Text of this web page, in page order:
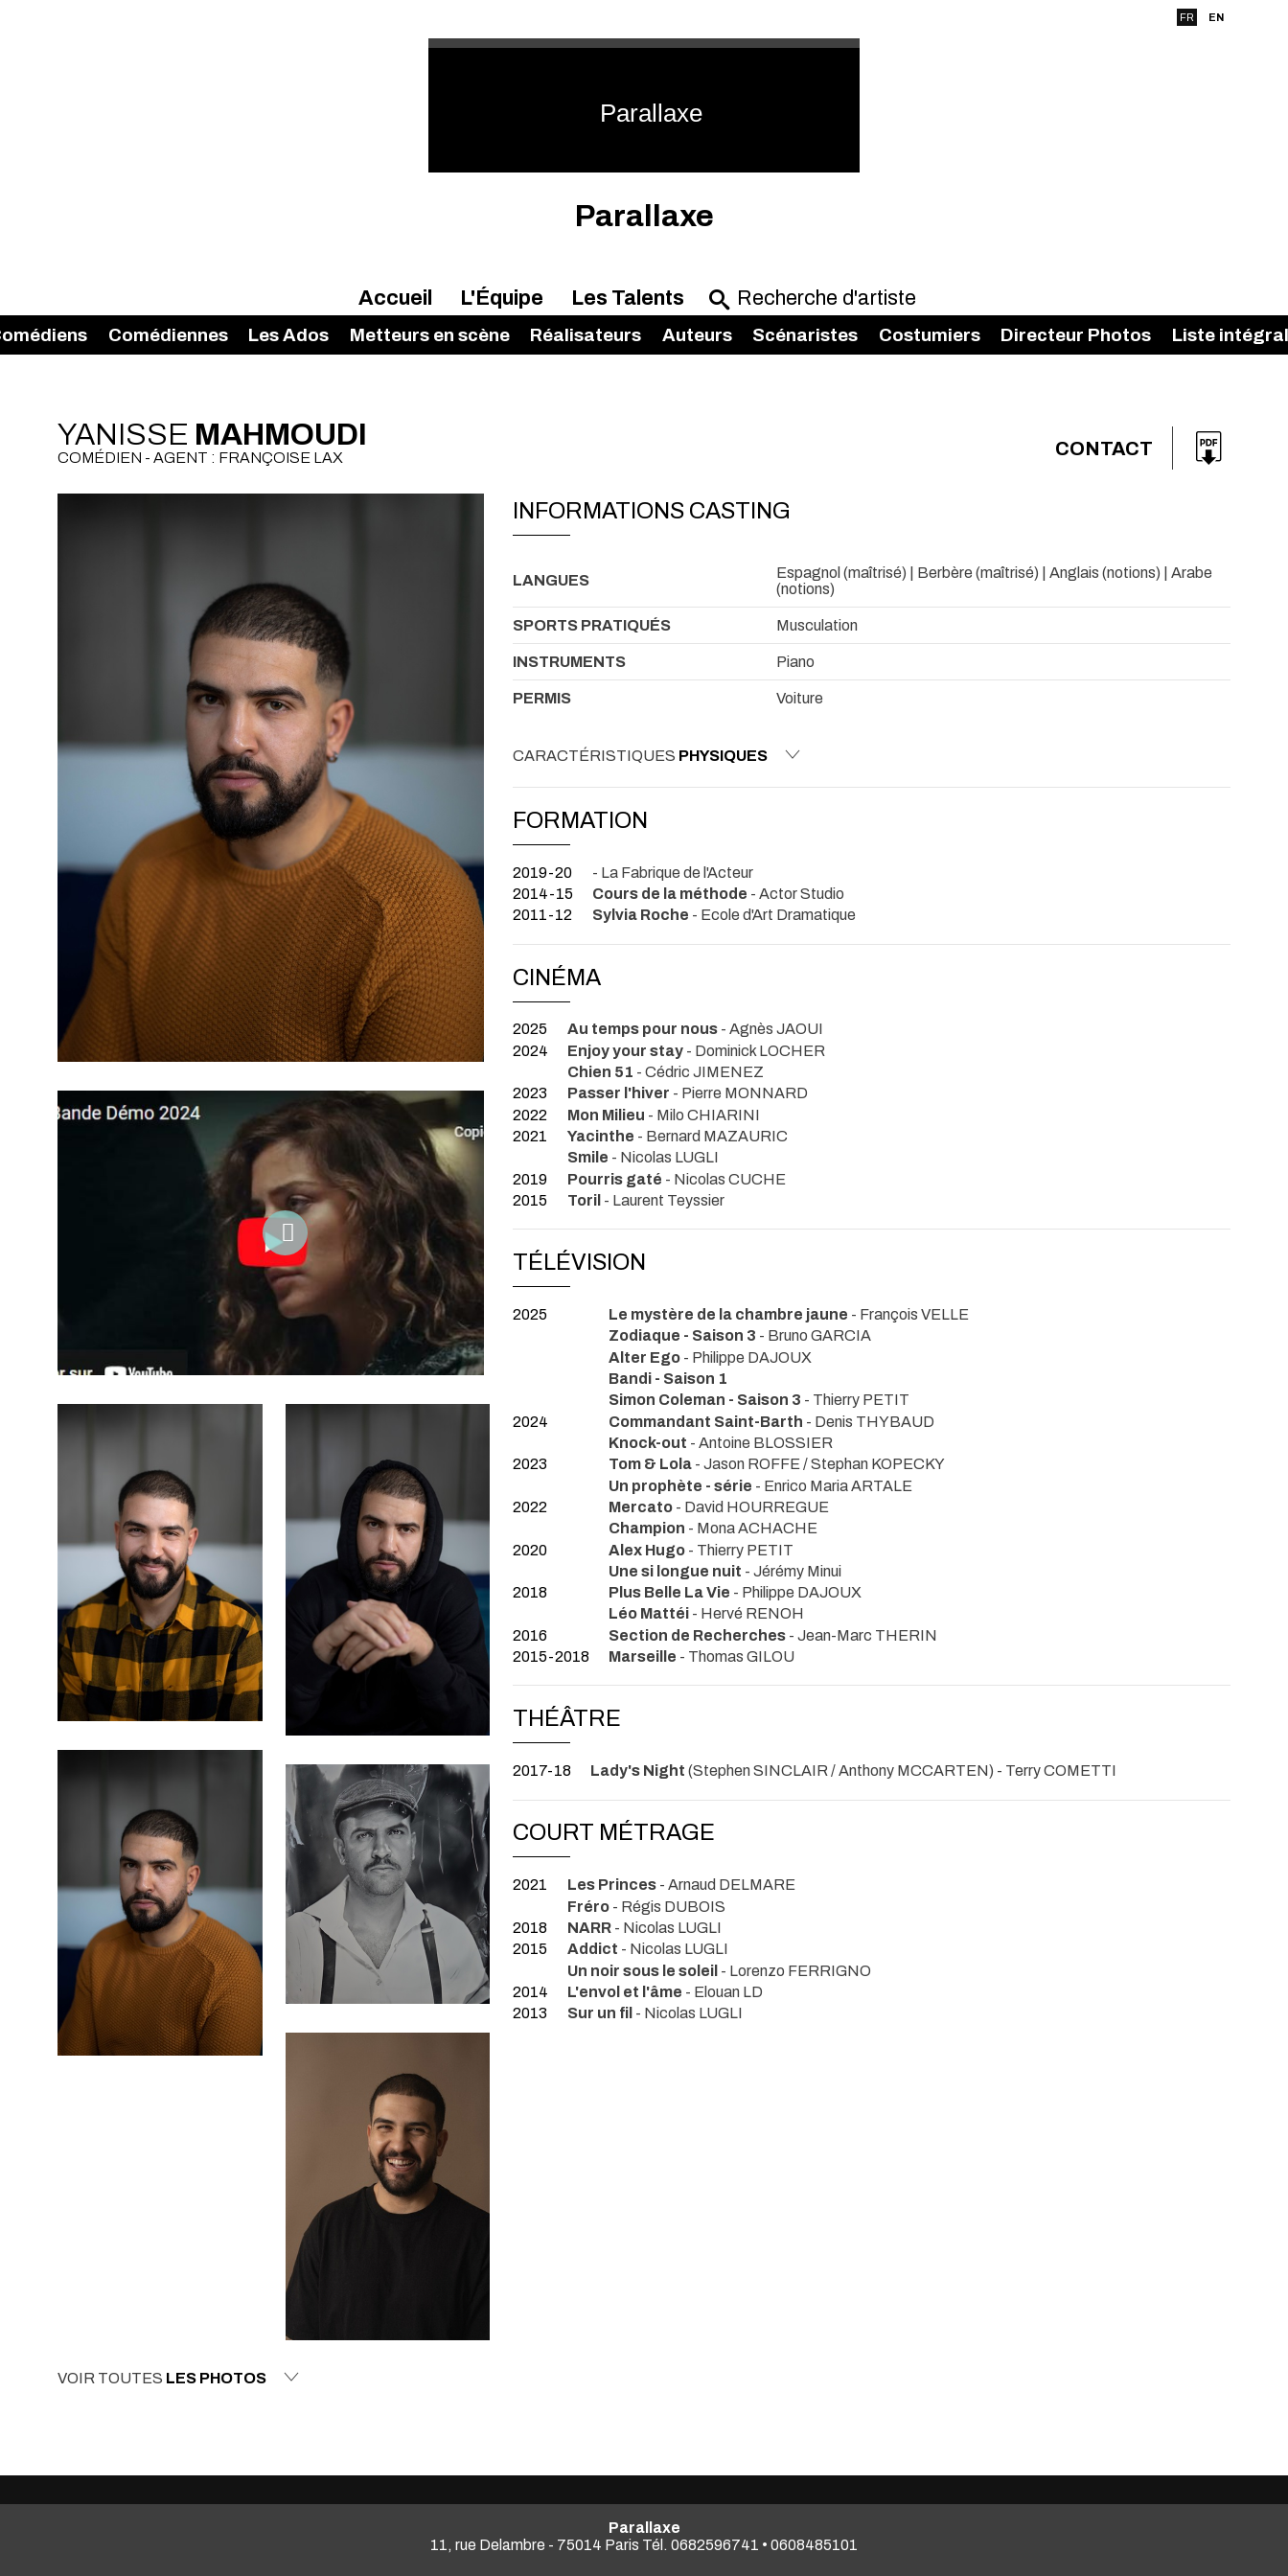
FR EN
Parallaxe
Parallaxe
Accueil L'Équipe Les Talents
Comédiennes Les Ados Metteurs en scène Réalisateurs Auteurs Scénaristes Costumiers Directeur Photos Liste
YANISSE MAHMOUDI
COMÉDIEN - AGENT : FRANÇOISE LAX CONTACT
VOIR TOUTES LES PHOTOS
INFORMATIONS CASTING
LANGUES
Espagnol (maîtrisé) | Berbère (maîtrisé) | Anglais (notions) | Arabe
(notions)
SPORTS PRATIQUÉS Musculation
INSTRUMENTS Piano
PERMIS Voiture
CARACTÉRISTIQUES PHYSIQUES
FORMATION
2019-20
- La Fabrique de l'Acteur
2014-15
Cours de la méthode - Actor Studio
2011-12
Sylvia Roche - Ecole d'Art Dramatique
CINÉMA
2025 Au temps pour nous - Agnès JAOUI
2024
Enjoy your stay - Dominick LOCHER
Chien 51 - Cédric JIMENEZ
2023
Passer l'hiver - Pierre MONNARD
2022
Mon Milieu - Milo CHIARINI
2021
Yacinthe - Bernard MAZAURIC
Smile - Nicolas LUGLI
2019
Pourris gaté - Nicolas CUCHE
2015
Toril - Laurent Teyssier
TÉLÉVISION
2025 Le mystère de la chambre jaune - François VELLE
Zodiaque - Saison 3 - Bruno GARCIA
Alter Ego - Philippe DAJOUX
Bandi - Saison 1
Simon Coleman - Saison 3 - Thierry PETIT
2024
Commandant Saint-Barth - Denis THYBAUD
Knock-out - Antoine BLOSSIER
2023
Tom & Lola - Jason ROFFE / Stephan KOPECKY
Un prophète - série - Enrico Maria ARTALE
2022
Mercato - David HOURREGUE
Champion - Mona ACHACHE
2020
Alex Hugo - Thierry PETIT
Une si longue nuit - Jérémy Minui
2018
Plus Belle La Vie - Philippe DAJOUX
Léo Mattéi - Hervé RENOH
2016
Section de Recherches - Jean-Marc THERIN
2015-2018
Marseille - Thomas GILOU
THÉÂTRE
2017-18 Lady's Night (Stephen SINCLAIR / Anthony MCCARTEN) - Terry COMETTI
COURT MÉTRAGE
2021 Les Princes - Arnaud DELMARE
Fréro - Régis DUBOIS
2018
NARR - Nicolas LUGLI
2015
Addict - Nicolas LUGLI
Un noir sous le soleil - Lorenzo FERRIGNO
2014
L'envol et l'âme - Elouan LD
2013
Sur un fil - Nicolas LUGLI
Parallaxe
11, rue Delambre - 75014 Paris Tél. 0682596741 • 0608485101